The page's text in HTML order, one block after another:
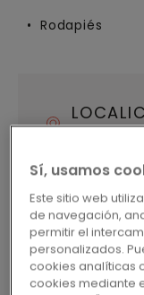
Rodapiés
Sí, usamos
Este sitio web
de navegación,
permitir el
personalizados.
cookies analíticas
cookies mediante